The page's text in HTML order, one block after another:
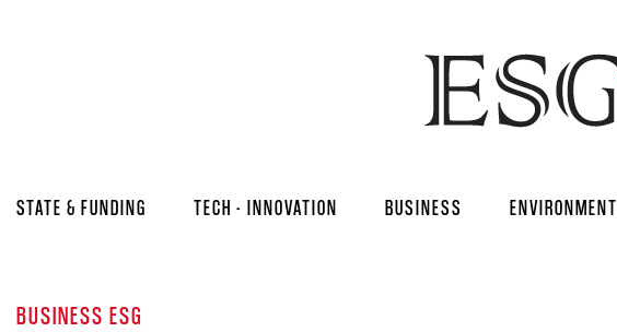
STATE & FUNDING TECH - INNOVATION BUSINESS ENVIRONMENT
BUSINESS ESG